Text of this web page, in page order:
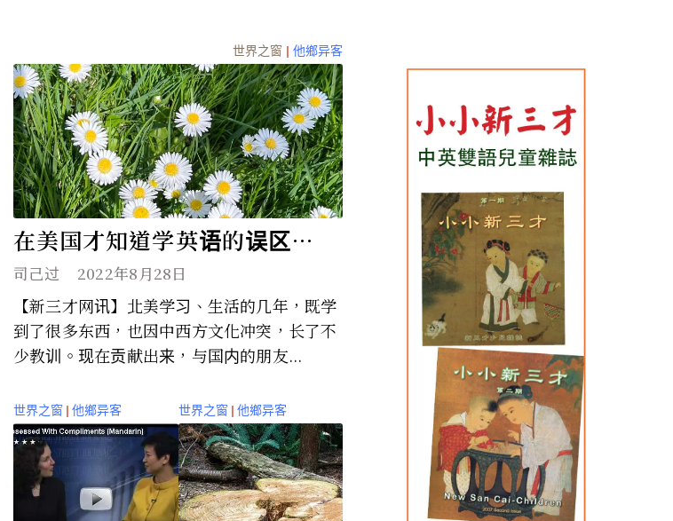
世界之窗 | 他鄉异客
在美国才知道学英语的误区
(图）
司己过 2022年8月28日
【新三才网讯】北美学习、生活的几年，既学
到了很多东西，也因中西方文化冲突，长了不
少教训。现在贡献出来，与国内的朋友...
世界之窗 | 他鄉异客 世界之窗 | 他鄉异客